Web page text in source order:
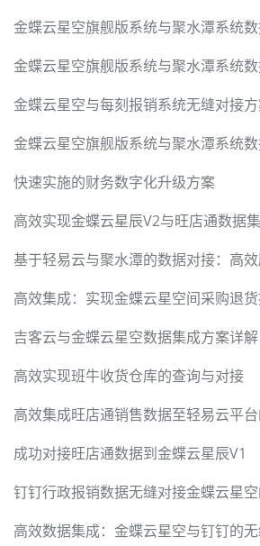
金蝶云星空旗舰版系统与聚水潭系统
金蝶云星空旗舰版系统与聚水潭系统
金蝶云星空与每刻报销系统无缝对接
金蝶云星空旗舰版系统与聚水潭系统
快速实施的财务数字化升级方案
高效实现金蝶云星辰V2与旺店通数据
基于轻易云与聚水潭的数据对接：高
高效集成：实现金蝶云星空间采购退
吉客云与金蝶云星空数据集成方案详解
高效实现班牛收货仓库的查询与对接
高效集成旺店通销售数据至轻易云平
成功对接旺店通数据到金蝶云星辰V1
钉钉行政报销数据无缝对接金蝶云星
高效数据集成：金蝶云星空与钉钉的